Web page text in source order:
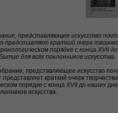
представляющее искусство
представляет краткий очерк
порядке с конца XVII
для всех поклонников искусства.
представляющее искусство
краткий очерк
порядке с конца XVII до наших
искусства.